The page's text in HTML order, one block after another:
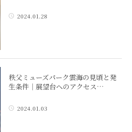
2024.01.28
秩父ミューズパーク雲海の見頃と発
生条件｜展望台へのアクセス…
2024.01.03